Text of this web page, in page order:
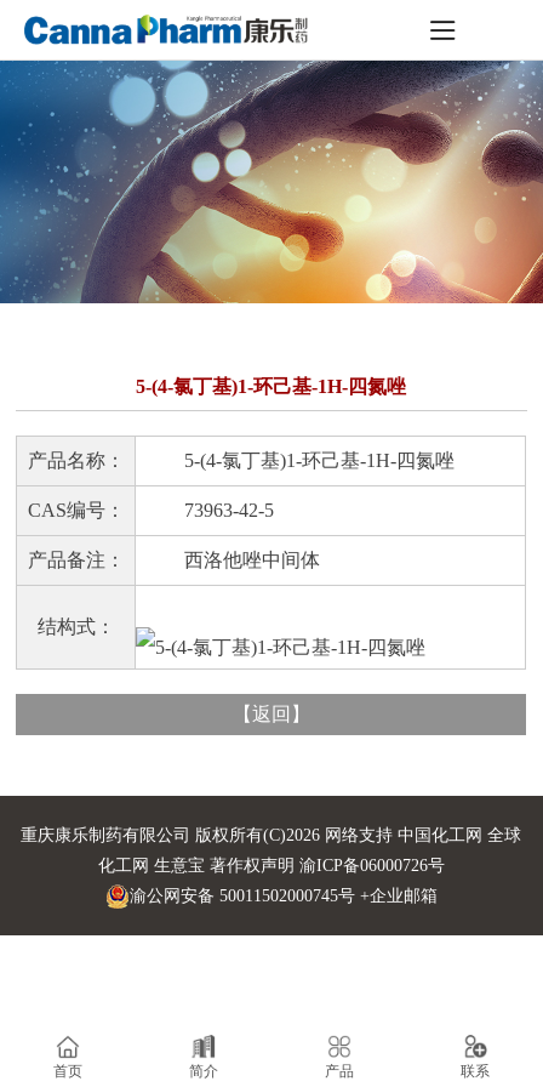
5-(4-氯丁基)1-环己基-1H-四氮唑
产品名称： 5-(4-氯丁基)1-环己基-1H-四氮唑
CAS编号： 73963-42-5
产品备注： 西洛他唑中间体
结构式：
【返回 】
重庆康乐制药有限公司 版权所有(C)2026 网络支持中国化工网 全球
化工网 生意宝 著作权声明 渝ICP备06000726号
渝公网安备 50011502000745号 +企业邮箱
首页 简介 产品 联系